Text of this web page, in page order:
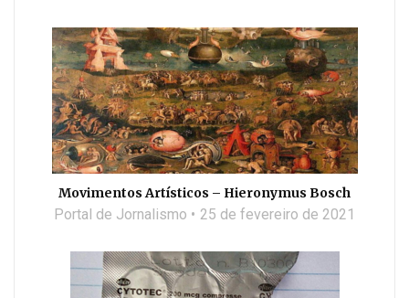
Movimentos Artísticos – Hieronymus Bosch
Portal de Jornalismo 25 de fevereiro de 2021